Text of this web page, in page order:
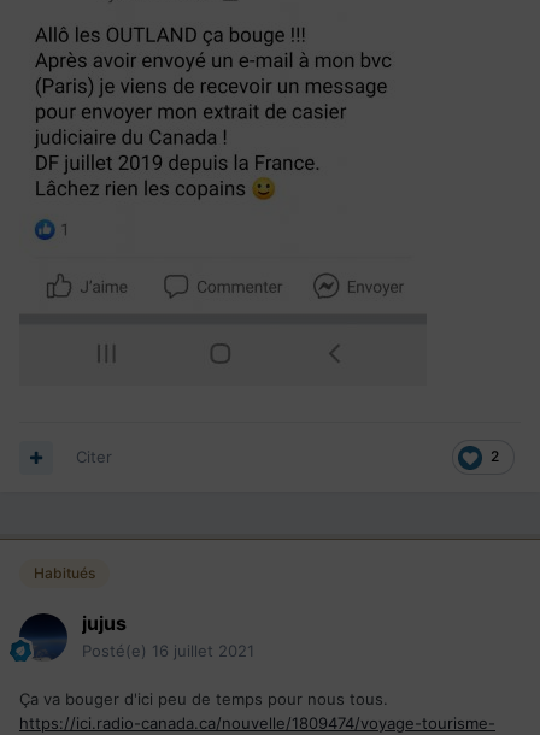
2
Citer
Habitués
jujus
Posté(e) 16 juillet 2021
Ça va bouger d'ici peu de temps pour nous tous.
https://ici.radio-canada.ca/nouvelle/1809474/voyage-tourisme-